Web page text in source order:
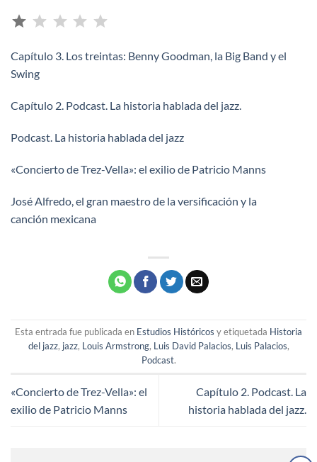
Capítulo 3. Los treintas: Benny Goodman, la Big Band y el
Swing
Capítulo 2. Podcast. La historia hablada del jazz.
Podcast. La historia hablada del jazz
«Concierto de Trez-Vella»: el exilio de Patricio Manns
José Alfredo, el gran maestro de la versificación y la
canción mexicana
Esta entrada fue publicada en Estudios Históricos y etiquetada Historia
del jazz, jazz, Louis Armstrong, Luis David Palacios, Luis Palacios,
Podcast.
«Concierto de Trez-Vella»: el
exilio de Patricio Manns
Capítulo 2. Podcast. La
historia hablada del jazz.